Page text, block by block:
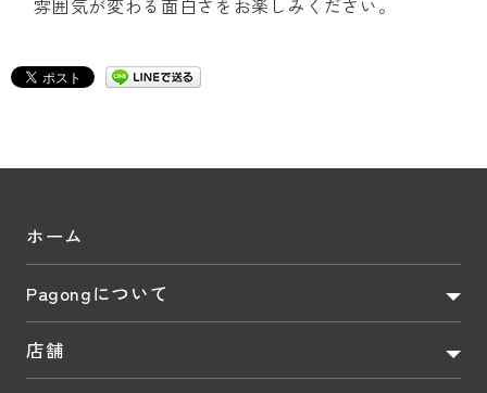
雰囲気が変わる面白さをお楽しみください。
ホーム
Pagongについて
店舗